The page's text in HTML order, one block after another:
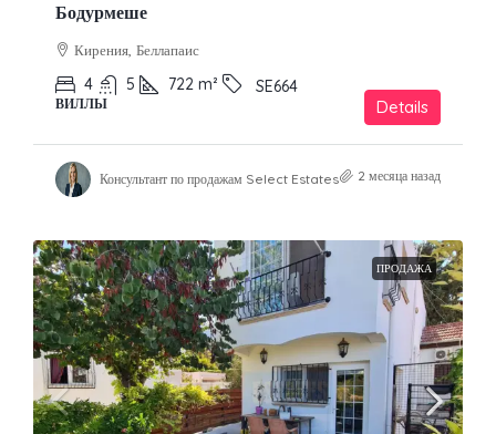
Бодурмеше
Кирения, Беллапаис
4 5 722 m² SE664
ВИЛЛЫ Details
Консультант по продажам Select Estates 2 месяца назад
ПРОДАЖА